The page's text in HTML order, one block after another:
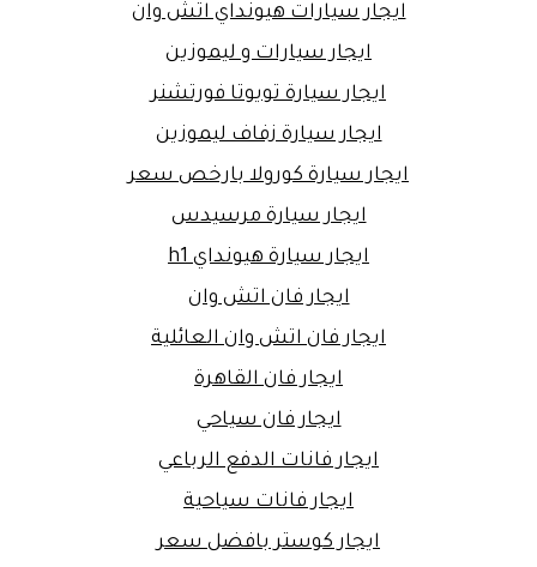
ايجار سيارات هيونداي اتش وان
ايجار سيارات و ليموزين
ايجار سيارة تويوتا فورتشنر
ايجار سيارة زفاف ليموزين
ايجار سيارة كورولا بارخص سعر
ايجار سيارة مرسيدس
ايجار سيارة هيونداي h1
ايجار فان اتش وان
ايجار فان اتش وان العائلية
ايجار فان القاهرة
ايجار فان سياحي
ايجار فانات الدفع الرباعي
ايجار فانات سياحية
ايجار كوستر بافضل سعر